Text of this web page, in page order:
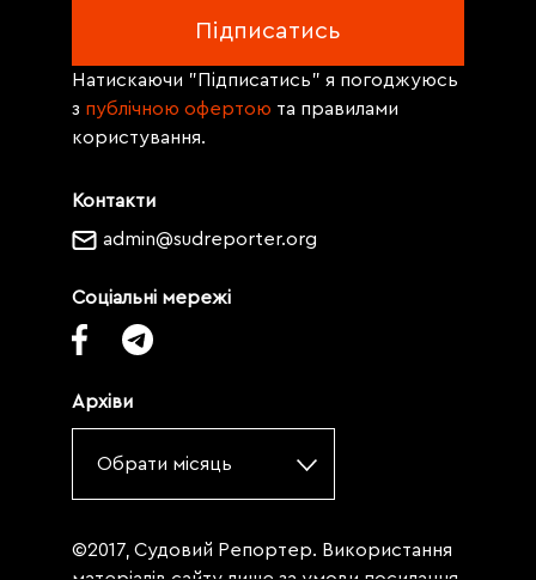
Контакти
admin@sudreporter.org
Соціальні мережі
Архіви
Обрати місяць
Натискаючи "Підписатись" я погоджуюсь
з публічною офертою та правилами
користування.
©2017, Судовий Репортер. Використання